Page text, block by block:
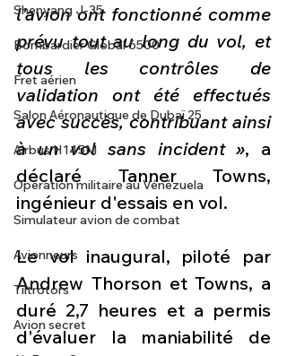
Shenyang J-35
Bombardier Global 6500
Fret aérien
Salon Aéronautique de Dubaï 25
Airbus H145M
Opération militaire au Vénézuela
Simulateur avion de combat
Avionneurs
Tiltrotors
Avion secret
l'avion ont fonctionné comme
prévu tout au long du vol, et
tous les contrôles de
validation ont été effectués
avec succès, contribuant ainsi
à un vol sans incident », a
déclaré Tanner Towns,
ingénieur d'essais en vol.
Le vol inaugural, piloté par
Andrew Thorson et Towns, a
duré 2,7 heures et a permis
d'évaluer la maniabilité de